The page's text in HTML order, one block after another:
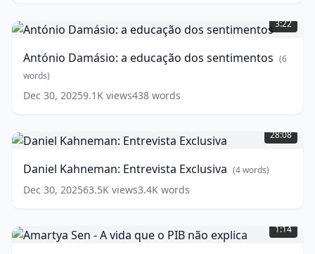
words)
Damásio:
a
dos
sentimentos
words)
3:22
António Damásio: a educação dos sentimentos (6
words)
Dec 30, 20259.1K views438 words
Kahneman:
Entrevista
words)
28:08
Daniel Kahneman: Entrevista Exclusiva (4words)
Dec 30, 202563.5K views3.4K words
Sen
-
1:14